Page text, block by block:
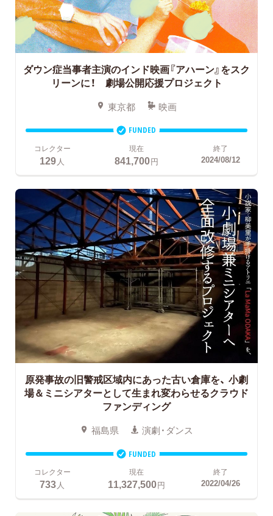
ダウン症当事者主演のインド映画『アハーン』をスク
リーンに！ 劇場公開応援プロジェクト
東京都 映画
FUNDED
コレクター
129 人
現在
841,700円
終了
2024/08/12
原発事故の旧警戒区域内にあった古い倉庫を、 小劇
場＆ミニシアターとして生まれ変わらせるクラウド
ファンディング
福島県 演劇・ダンス
FUNDED
コレクター
733人
現在
11,327,500円
終了
2022/04/26